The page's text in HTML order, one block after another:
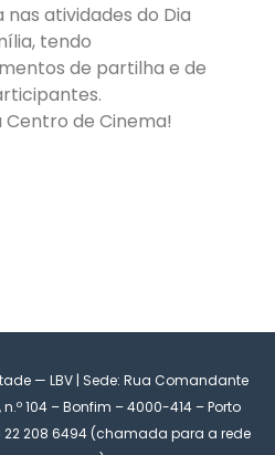
nas atividades do Dia
tendo
de partilha e de
de Cinema!
— LBV | Sede: Rua Comandante
104 – Bonfim – 4000-414 – Porto
22 208 6494 (chamada para a rede